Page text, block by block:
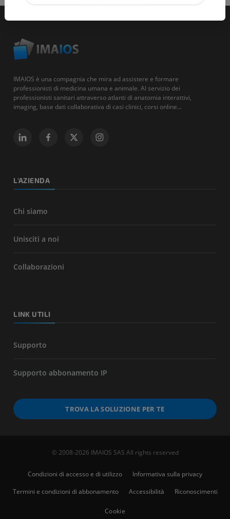
IMAIOS è una compagnia che mira ad assistere e formare
professionisti di medicina umana e animale. Al servizio dei
professionisti sanitari attraverso atlanti di anatomia interattivi,
imaging, base dati collaborativa di casi clinici, corsi online...
L'AZIENDA
Chi siamo
Unisciti a noi
Collaborazioni
LINK UTILI
Supporto
Supporto abbonamento IP
TROVA LA SOLUZIONE PER TE
© 2008-2026 IMAIOS SAS All rights reserved
Condizioni di accesso e di utilizzo
Informativa sulla privacy
Termini e condizioni di abbonamento
Accessibilità Riconoscimenti
Cookie